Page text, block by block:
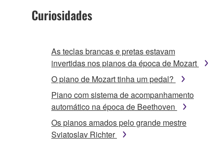
Curiosidades
As teclas brancas e pretas estavam
invertidas nos pianos da época de Mozart
O piano de Mozart tinha um pedal?
Piano com sistema de acompanhamento
automático na época de Beethoven
Os pianos amados pelo grande mestre
Sviatoslav Richter